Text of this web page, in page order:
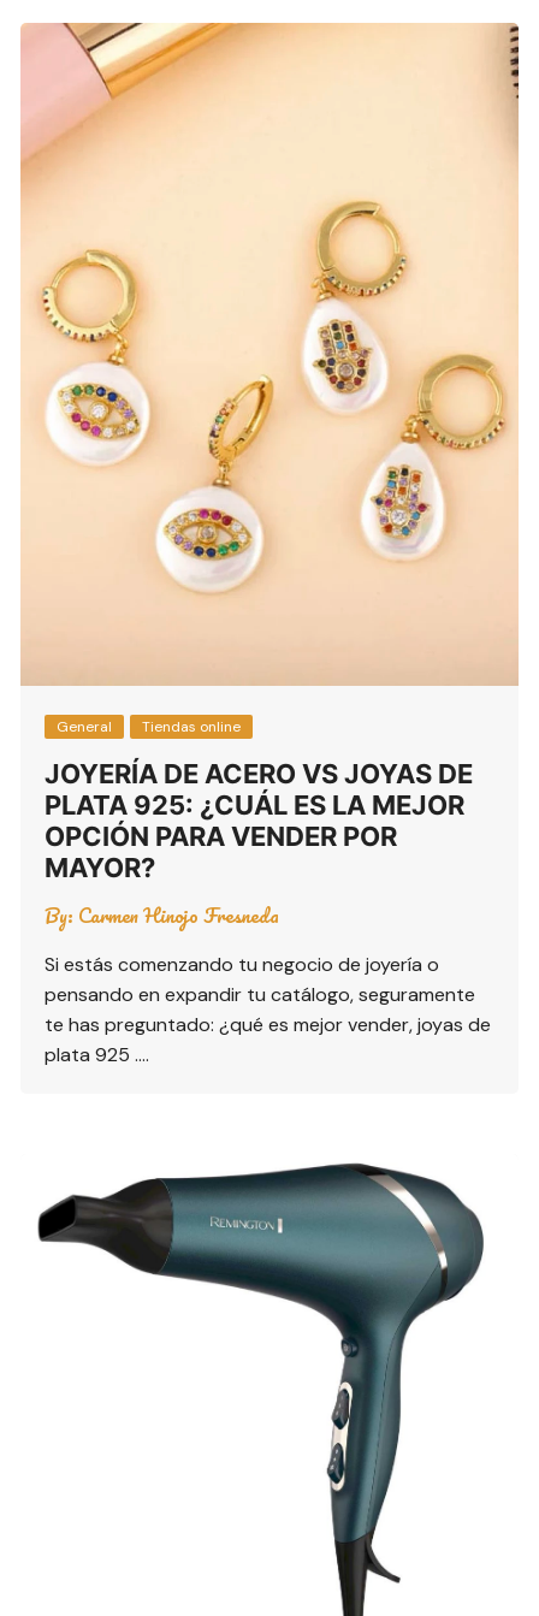
General Tiendas online
JOYERÍA DE ACERO VS JOYAS DE
PLATA 925: ¿CUÁL ES LA MEJOR
OPCIÓN PARA VENDER POR
MAYOR?
By: Carmen Hinojo Fresneda
Si estás comenzando tu negocio de joyería o
pensando en expandir tu catálogo, seguramente
te has preguntado: ¿qué es mejor vender, joyas de
plata 925 ….